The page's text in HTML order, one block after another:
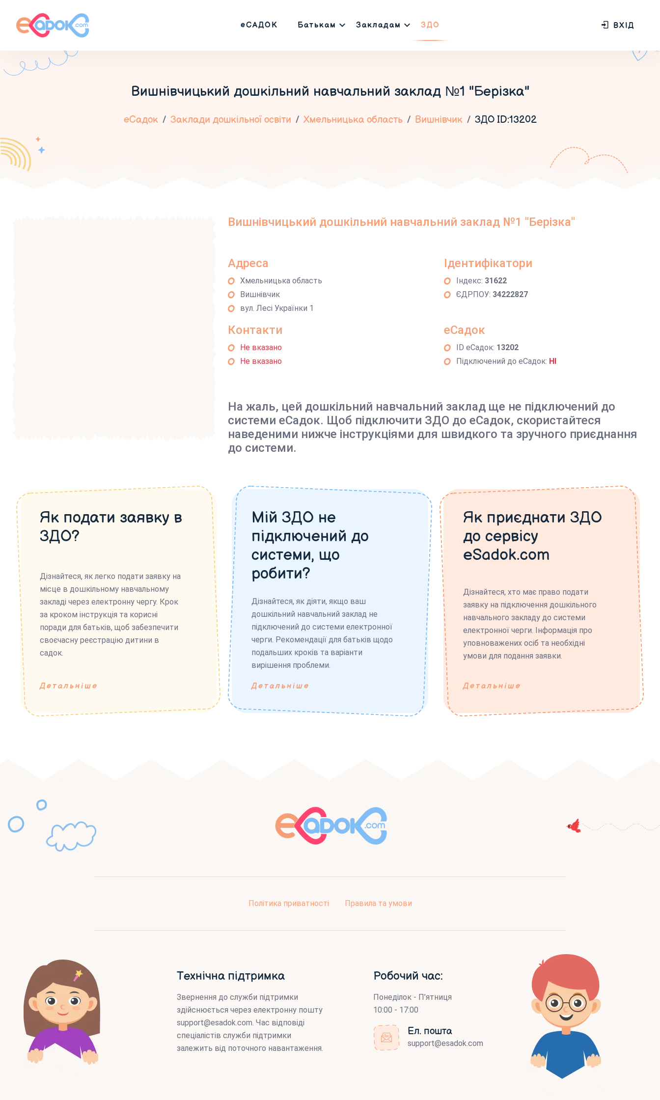
еСАДОК Батькам Закладам ЗДО ВХІД
Вишнівчицький дошкільний навчальний заклад №1 "Берізка"
еСадок Заклади дошкільної освіти Хмельницька область Вишнівчик ЗДО ID:13202
Вишнівчицький дошкільний навчальний заклад №1 "Берізка"
Адреса
Хмельницька область
Вишнівчик
вул. Лесі Українки 1
Ідентифікатори
Індекс: 31622
ЄДРПОУ: 34222827
Контакти
Не вказано
Не вказано
еСадок
ID еСадок: 13202
Підключений до еСадок: НІ
На жаль, цей дошкільний навчальний заклад ще не підключений до
системи еСадок. Щоб підключити ЗДО до еСадок, скористайтеся
наведеними нижче інструкціями для швидкого та зручного приєднання
до системи.
Як подати заявку в
ЗДО?
Дізнайтеся, як легко подати заявку на
місце в дошкільному навчальному
закладі через електронну чергу. Крок
за кроком інструкція та корисні
поради для батьків, щоб забезпечити
своєчасну реєстрацію дитини в
садок.
Детальніше
Мій ЗДО не
підключений до
системи, що
робити?
Дізнайтеся, як діяти, якщо ваш
дошкільний навчальний заклад не
підключений до системи електронної
черги. Рекомендації для батьків щодо
подальших кроків та варіанти
вирішення проблеми.
Детальніше
Як приєднати ЗДО
до сервісу
eSadok.com
Дізнайтеся, хто має право подати
заявку на підключення дошкільного
навчального закладу до системи
електронної черги. Інформація про
уповноважених осіб та необхідні
умови для подання заявки.
Детальніше
Політика приватності Правила та умови
Технічна підтримка
Звернення до служби підтримки
здійснюється через електронну пошту
support@esadok.com. Час відповіді
спеціалістів служби підтримки
залежить від поточного навантаження.
Робочий час:
Понеділок - П’ятниця
10:00 - 17:00
Ел. пошта
support@esadok.com